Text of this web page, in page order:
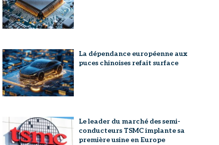
La dépendance européenne aux
puces chinoises refait surface
Le leader du marché des semi-
conducteurs TSMC implante sa
première usine en Europe